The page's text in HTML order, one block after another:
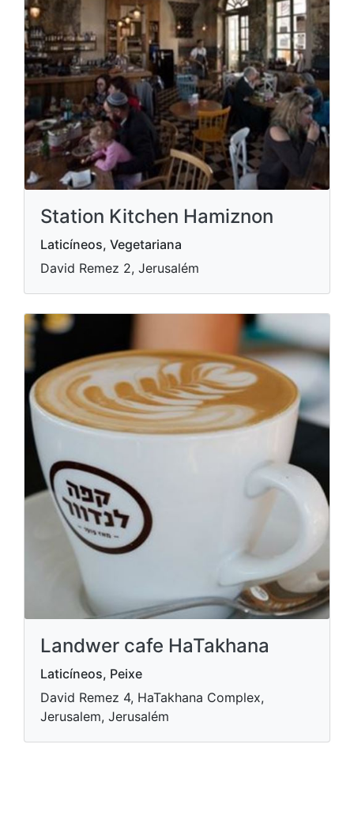
Station Kitchen Hamiznon
Laticíneos, Vegetariana
David Remez 2, Jerusalém
Landwer cafe HaTakhana
Laticíneos, Peixe
David Remez 4, HaTakhana Complex,
Jerusalem, Jerusalém